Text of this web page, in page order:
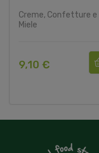
Creme, Confetture e
Miele
9,10 €